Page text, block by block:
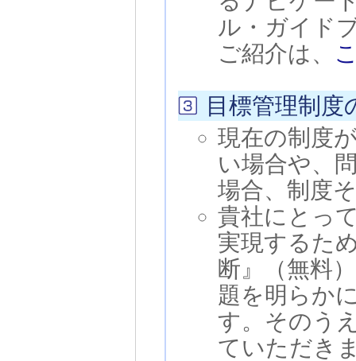
ル・ガイド
ご紹介は、
目標管理制度
現在の制度
い場合や、
場合、制度
貴社にとっ
実現するた
断』（無料
題を明らか
す。そのう
ていただき